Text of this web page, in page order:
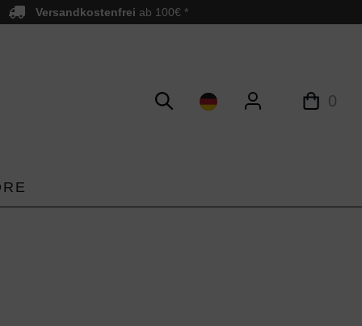
Versandkostenfrei ab 100€ *
0